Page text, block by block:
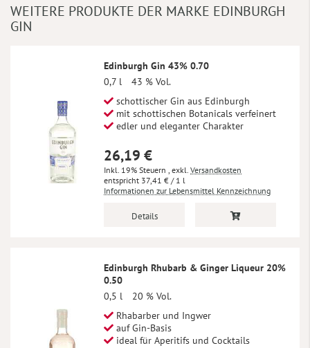
WEITERE PRODUKTE DER MARKE EDINBURGH
GIN
Edinburgh Gin 43% 0.70
0,7 l
43 % Vol.
schottischer Gin aus Edinburgh
mit schottischen Botanicals verfeinert
edler und eleganter Charakter
26,19 €
Inkl. 19% Steuern , exkl. Versandkosten
37,41 € / 1 l
Informationen zur Lebensmittel Kennzeichnung
Details
Edinburgh Rhubarb & Ginger Liqueur 20%
0.50
0,5 l
20 % Vol.
Rhabarber und Ingwer
auf Gin-Basis
ideal für Aperitifs und Cocktails